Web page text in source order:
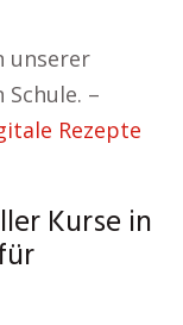
unserer
–
Rezepte
Kurse in